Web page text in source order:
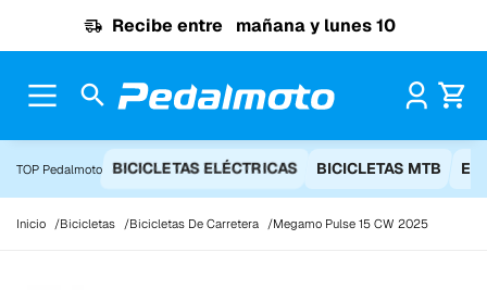
Recibe entre mañana y lunes 10
TOP Pedalmoto BICICLETAS ELÉCTRICAS BICICLETAS MTB
Inicio Bicicletas Bicicletas De Carretera Megamo Pulse 15 CW 2025